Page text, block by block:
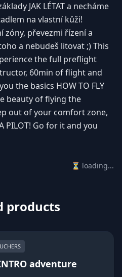
JAK LÉTAT a necháme
na vlastní kůži!
zóny, převezmi řízení a
a nebudeš litovat ;) This
the full preflight
60min of flight and
the basics HOW TO FLY
beauty of flying the
out of your comfort zone,
PILOT! Go for it and you
⏳ loading...
products
adventure